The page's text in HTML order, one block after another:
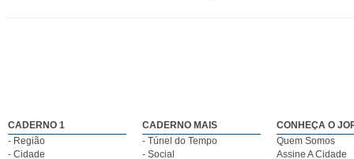
CADERNO 1
- Região
- Cidade
CADERNO MAIS
- Túnel do Tempo
- Social
CONHEÇA O
Quem Somos
Assine A Cidade